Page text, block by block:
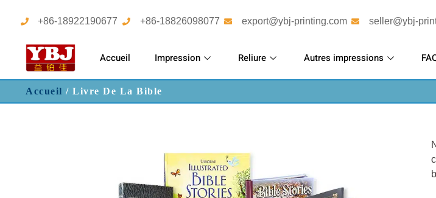
+86-18922190677 +86-18826098077 export@ybj-printing.com seller@ybj-
Accueil Impression Reliure Autres impressions
Accueil / Livre De La Bible